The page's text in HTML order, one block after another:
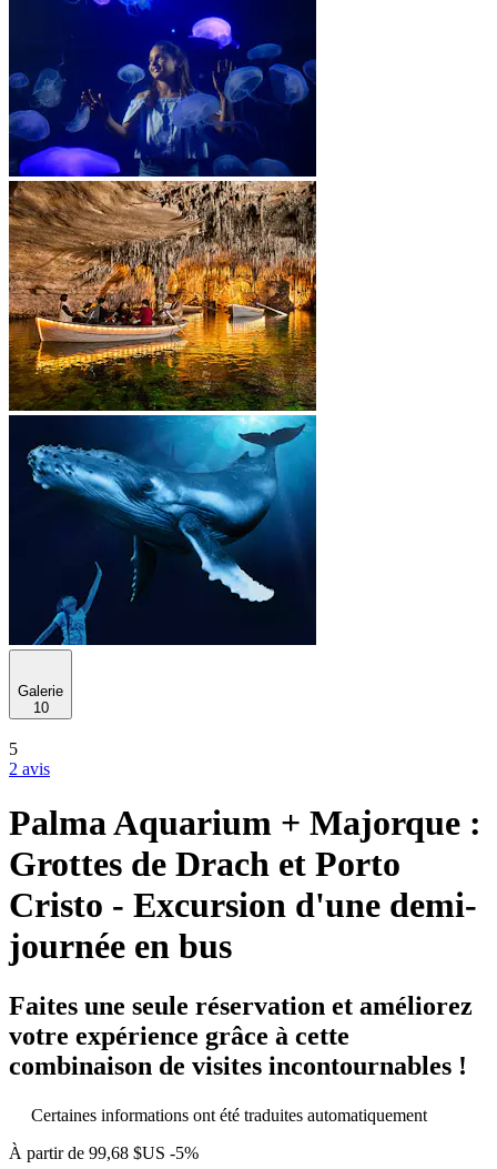
Galerie
10
5
2 avis
Palma Aquarium + Majorque :
Grottes de Drach et Porto
Cristo - Excursion d'une demi-
journée en bus
Faites une seule réservation et améliorez
votre expérience grâce à cette
combinaison de visites incontournables !
Certaines informations ont été traduites automatiquement
À partir de 99,68 $US -5%